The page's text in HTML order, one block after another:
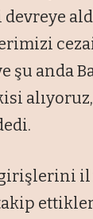
şu anda
girişlerini